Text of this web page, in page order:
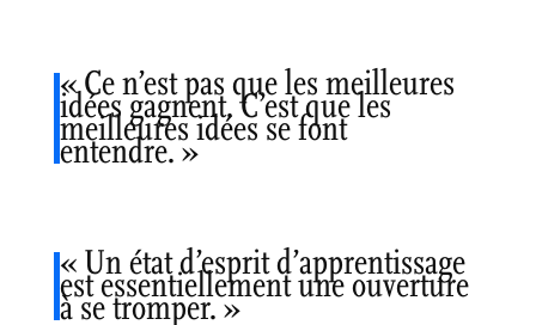
« Ce n’est pas que les meilleures
idées gagnent. C’est que les
meilleures idées se font
entendre. »
« Un état d’esprit d’apprentissage
est essentiellement une ouverture
à se tromper. »